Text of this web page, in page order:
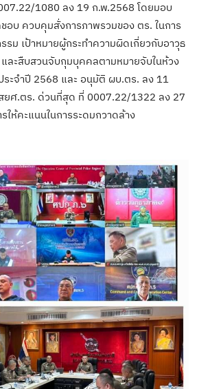
1080 ลง 19 ก.พ.2568 โดยมอบ
อบ ควบคุมสั่งการภาพรวมของ ตร. ในการ
รม เป้าหมายผู้กระทำความผิดเกี่ยวกับอาวุธ
ละสืบสวนจับกุมบุคคลตามหมายจับในห้วง
ระจำปี 2568 และ อนุมัติ ผบ.ตร. ลง 11
ยศ.ตร. ด่วนที่สุด ที่ 0007.22/1322 ลง 27
ห้คะแนนในการระดมกวาดล้าง